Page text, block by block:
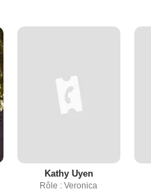
Kathy Uyen
Rôle : Veronica